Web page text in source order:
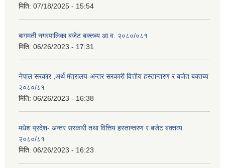
मिति: 07/18/2025 - 15:54
बागमती नगरपालिका बजेट बक्तब्य आ.व. २०८०/०८१
मिति: 06/26/2023 - 17:31
नेपाल सरकार ,अर्थ मंत्रालय-अन्तर सरकारी वित्तीय हस्तान्तरण र बजेत बक्तब्य
२०८०/८१
मिति: 06/26/2023 - 16:38
मधेश प्रदेश- अन्तर सरकारी तथा वित्तिय हस्तान्तरण र बजेट बक्तव्य
२०८०/८१
मिति: 06/26/2023 - 16:23